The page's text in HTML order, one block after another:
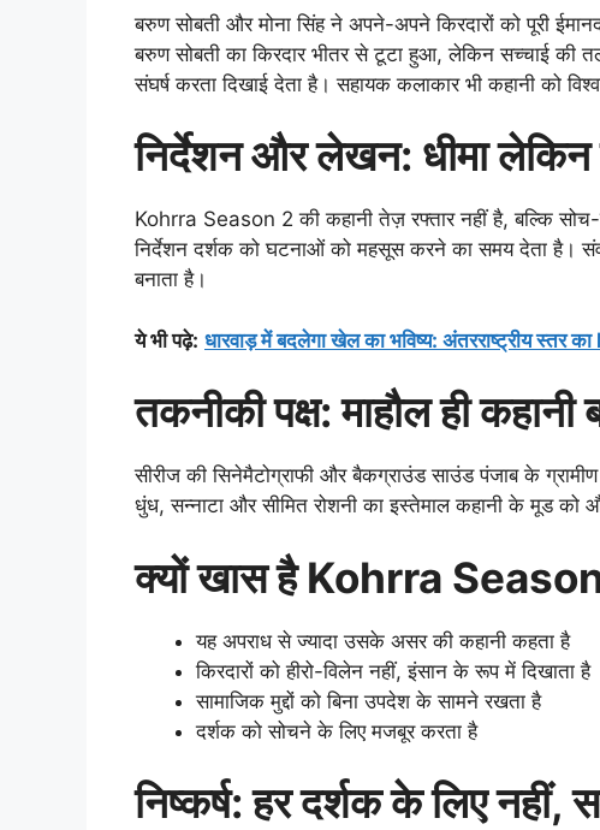
बरुण सोबती और मोना सिंह ने अपने-अपने किरदारों को पूरी
बरुण सोबती का किरदार भीतर से टूटा हुआ, लेकिन सच्चाई की
संघर्ष करता दिखाई देता है। सहायक कलाकार भी कहानी को
निर्देशन और लेखन: धीमा लेकिन
Kohrra Season 2 की कहानी तेज़ रफ्तार नहीं है, बल्कि
निर्देशन दर्शक को घटनाओं को महसूस करने का समय देता है।
बनाता है।
ये भी पढ़े: धारवाड़ में बदलेगा खेल का भविष्य: अंतरराष्ट्रीय
तकनीकी पक्ष: माहौल ही कहानी
सीरीज की सिनेमैटोग्राफी और बैकग्राउंड साउंड पंजाब के
धुंध, सन्नाटा और सीमित रोशनी का इस्तेमाल कहानी के मूड
क्यों खास है Kohrra
यह अपराध से ज्यादा उसके असर की कहानी कहता है
किरदारों को हीरो-विलेन नहीं, इंसान के रूप में दिखाता है
सामाजिक मुद्दों को बिना उपदेश के सामने रखता है
दर्शक को सोचने के लिए मजबूर करता है
निष्कर्ष: हर दर्शक के लिए नहीं,